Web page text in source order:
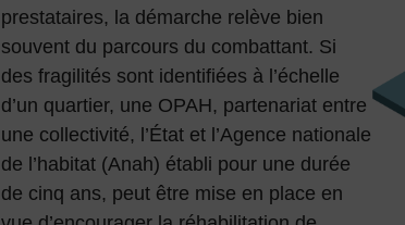
prestataires, la démarche relève bien
souvent du parcours du combattant. Si
des fragilités sont identifiées à l’échelle
d’un quartier, une OPAH, partenariat entre
une collectivité, l’État et l’Agence nationale
de l’habitat (Anah) établi pour une durée
de cinq ans, peut être mise en place en